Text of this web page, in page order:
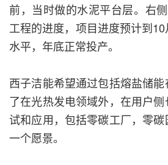
前，当时做的水泥平台层。右
工程的进度，项目进度预计到
水平，年底正常投产。
西子洁能希望通过包括熔盐储
了在光热发电领域外，在用户
试和应用，包括零碳工厂，零
一个愿景。